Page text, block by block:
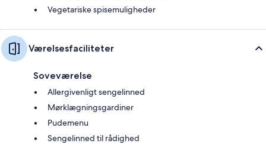
Vegetariske spisemuligheder
Værelsesfaciliteter
Soveværelse
Allergivenligt sengelinned
Mørklægningsgardiner
Pudemenu
Sengelinned til rådighed